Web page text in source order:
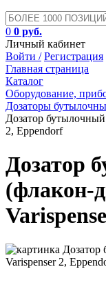
0 0 руб.
Личный кабинет
Войти / Регистрация
Главная страница
Каталог
Оборудование,
Дозаторы
Дозатор
2, Eppendorf
Дозатор
(флакон-